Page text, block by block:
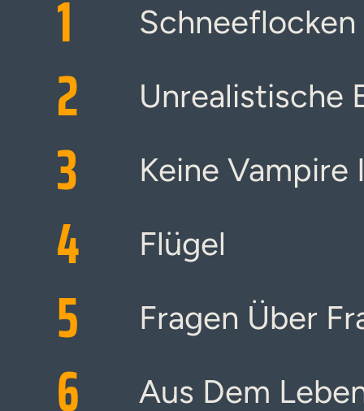
1 Schneeflocken
2 Unrealistische
3 Keine Vampire
4 Flügel
5 Fragen Über
6 Aus Dem